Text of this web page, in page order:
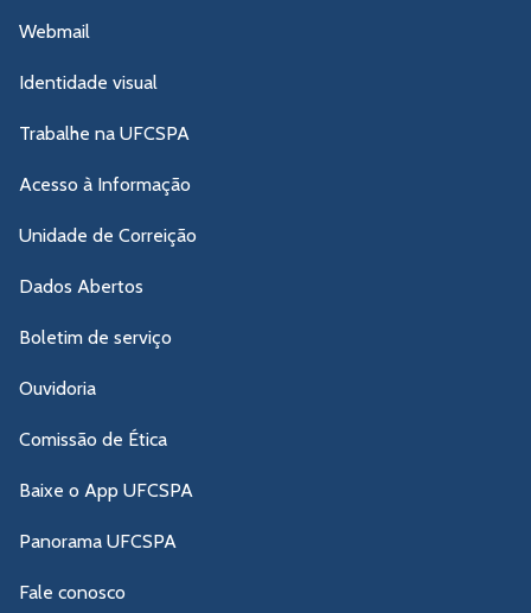
Webmail
Identidade visual
Trabalhe na UFCSPA
Acesso à Informação
Unidade de Correição
Dados Abertos
Boletim de serviço
Ouvidoria
Comissão de Ética
Baixe o App UFCSPA
Panorama UFCSPA
Fale conosco